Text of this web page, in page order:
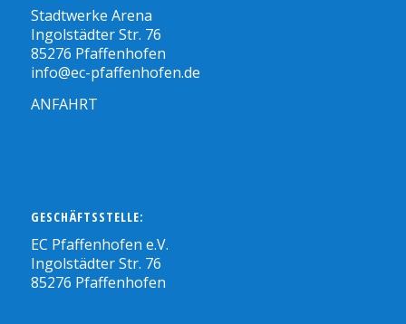
Stadtwerke Arena
Ingolstädter Str. 76
85276 Pfaffenhofen
info@ec-pfaffenhofen.de
ANFAHRT
GESCHÄFTSSTELLE:
EC Pfaffenhofen e.V.
Ingolstädter Str. 76
85276 Pfaffenhofen